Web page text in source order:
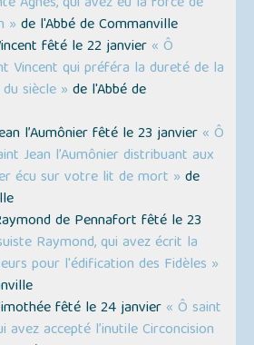
» de l'Abbé de Commanville
fêté le 22 janvier « Ô
Vincent qui préféra la dureté de la
siècle » de l'Abbé de
l’Aumônier fêté le 23 janvier « Ô
Jean l’Aumônier distribuant aux
écu sur votre lit de mort » de
de Pennafort fêté le 23
Raymond, qui avez écrit la
pour l'édification des Fidèles »
fêté le 24 janvier « Ô saint
avez accepté l’inutile Circoncision